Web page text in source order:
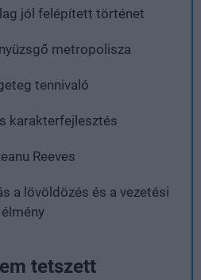
jól felépített történet
metropolisza
tennivaló
karakterfejlesztés
Reeves
a lövöldözés és a vezetési
élmény
tetszett